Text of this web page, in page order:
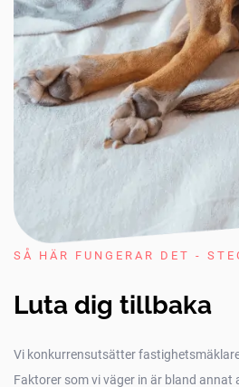
SÅ HÄR FUNGERAR DET -
Luta dig tillbaka
Vi konkurrensutsätter
Faktorer som vi väger in är bland annat